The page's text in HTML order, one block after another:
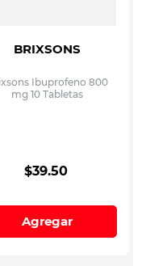
BRIXSONS
Ibuprofeno 800
mg 10 Tabletas
$39.50
Agregar